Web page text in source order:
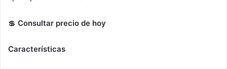
💲 Consultar precio de hoy
Características